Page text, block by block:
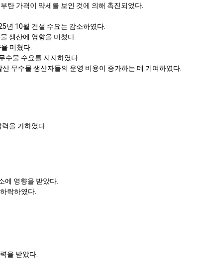
탄 가격이 약세를 보인 것에 의해 촉진되었다.
년 10월 건설 수요는 감소하였다.
생산에 영향을 미쳤다.
미쳤다.
수물 수요를 지지하였다.
무수물 생산자들의 운영 비용이 증가하는 데 기여하였다.
을 가하였다.
에 영향을 받았다.
락하였다.
을 받았다.